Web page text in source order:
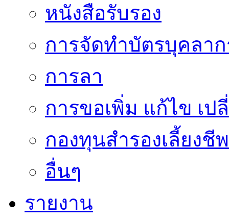
หนังสือรับรอง
การจัดทำบัตรบุคลา
การลา
การขอเพิ่ม แก้ไข เ
กองทุนสำรองเลี้ยงชีพ
อื่นๆ
รายงาน